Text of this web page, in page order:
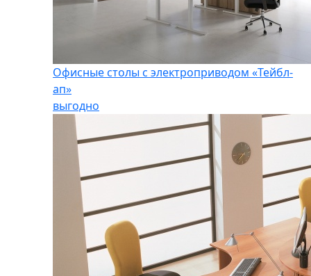
Офисные столы с электроприводом «Тейбл-
ап»
выгодно